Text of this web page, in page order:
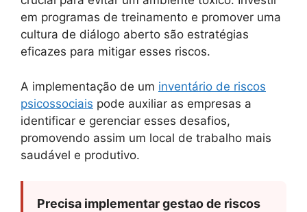
em programas de treinamento e promover uma
cultura de diálogo aberto são estratégias
eficazes para mitigar esses riscos.
A implementação de um inventário de riscos
psicossociais pode auxiliar as empresas a
identificar e gerenciar esses desafios,
promovendo assim um local de trabalho mais
saudável e produtivo.
Precisa implementar gestao de riscos